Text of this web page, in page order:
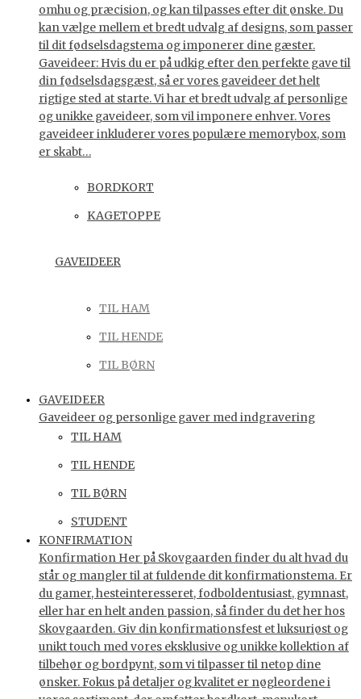
omhu og præcision, og kan tilpasses efter dit ønske. Du
kan vælge mellem et bredt udvalg af designs, som passer
til dit fødselsdagstema og imponerer dine gæster.
Gaveideer: Hvis du er på udkig efter den perfekte gave til
din fødselsdagsgæst, så er vores gaveideer det helt
rigtige sted at starte. Vi har et bredt udvalg af personlige
og unikke gaveideer, som vil imponere enhver. Vores
gaveideer inkluderer vores populære memorybox, som
er skabt…
BORDKORT
KAGETOPPE
GAVEIDEER
TIL HAM
TIL HENDE
TIL BØRN
GAVEIDEER
Gaveideer og personlige gaver med indgravering
TIL HAM
TIL HENDE
TIL BØRN
STUDENT
KONFIRMATION
Konfirmation Her på Skovgaarden finder du alt hvad du
står og mangler til at fuldende dit konfirmationstema. Er
du gamer, hesteinteresseret, fodboldentusiast, gymnast,
eller har en helt anden passion, så finder du det her hos
Skovgaarden. Giv din konfirmationsfest et luksuriøst og
unikt touch med vores eksklusive og unikke kollektion af
tilbehør og bordpynt, som vi tilpasser til netop dine
ønsker. Fokus på detaljer og kvalitet er nøgleordene i